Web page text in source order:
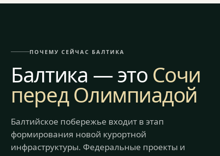
ПОЧЕМУ СЕЙЧАС БАЛТИКА
Балтика — этоСочи
перед Олимпиадой
Балтийское побережье входит в этап
формирования новой курортной
инфраструктуры. Федеральные проекты и